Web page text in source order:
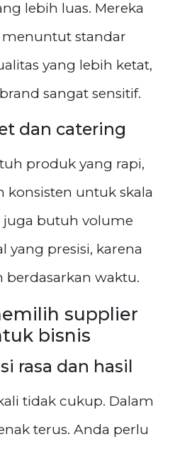
lebih luas. Mereka
menuntut standar
yang lebih ketat,
sangat sensitif.
dan catering
produk yang rapi,
konsisten untuk skala
juga butuh volume
yang presisi, karena
berdasarkan waktu.
supplier
bisnis
rasa dan hasil
tidak cukup. Dalam
terus. Anda perlu